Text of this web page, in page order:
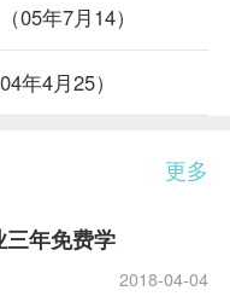
05年7月14）
年4月25）
更多
三年免费学
2018-04-04